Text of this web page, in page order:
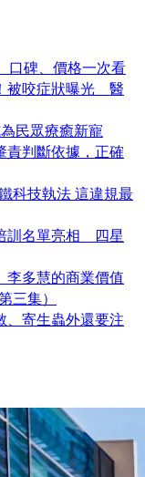
口碑、價格一次看
被咬症狀曝光 醫
民眾療癒新寵
責判斷依據，正確
科技執法 這違規最
訓名單亮相 四星
多慧的商業價值
三集）
、寄生蟲外還要注